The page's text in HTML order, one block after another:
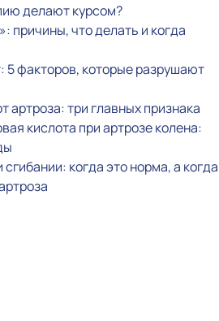
делают курсом?
причины, что делать и когда
5 факторов, которые разрушают
артроза: три главных признака
кислота при артрозе колена:
сгибании: когда это норма, а когда